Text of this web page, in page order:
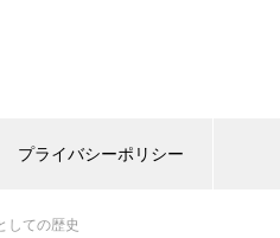
プライバシーポリシー
しての歴史